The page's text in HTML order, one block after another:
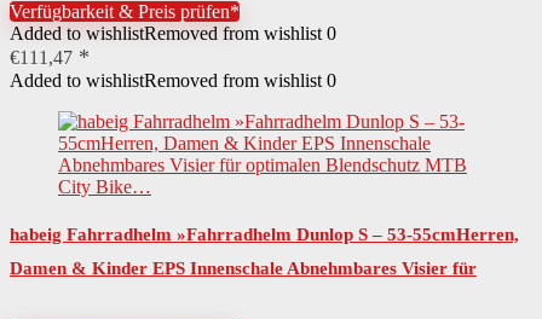
Verfügbarkeit & Preis prüfen*
Added to wishlistRemoved from wishlist 0
€111,47
Added to wishlistRemoved from wishlist 0
habeig Fahrradhelm »Fahrradhelm Dunlop S – 53-55cmHerren,
Damen & Kinder EPS Innenschale Abnehmbares Visier für